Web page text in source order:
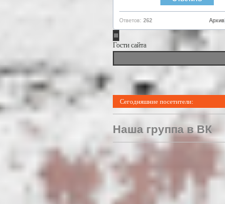
Ответов: 262 Архив
Гости сайта
Сегодняшние посетители:
Наша группа в ВК